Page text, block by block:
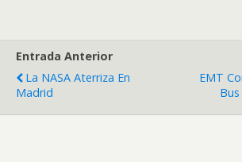
Entrada Anterior
La NASA Aterriza En
Madrid
EMT